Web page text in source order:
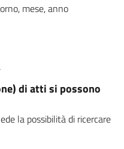
mese, anno
di atti si possono
la possibilità di ricercare